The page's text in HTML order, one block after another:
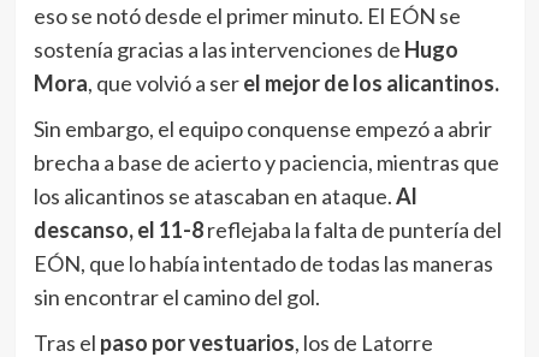
eso se notó desde el primer minuto. El EÓN se
sostenía gracias a las intervenciones de Hugo
Mora, que volvió a serel mejor de los alicantinos.
Sin embargo, el equipo conquense empezó a abrir
brecha a base de acierto y paciencia, mientras que
los alicantinos se atascaban en ataque.Al
descanso, el 11-8reflejaba la falta de puntería del
EÓN, que lo había intentado de todas las maneras
sin encontrar el camino del gol.
Tras el paso por vestuarios, los de Latorre